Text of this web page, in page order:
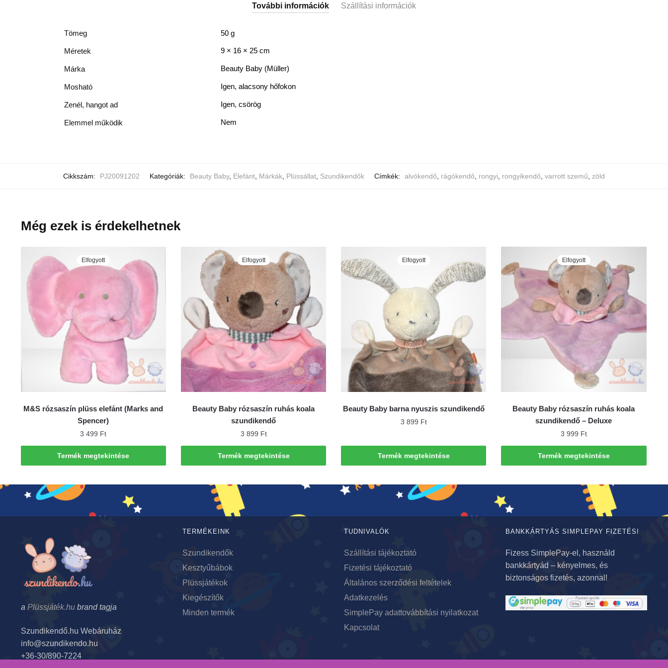
További információk Szállítási információk
Tömeg 50 g
Méretek 9 × 16 × 25 cm
Márka Beauty Baby (Müller)
Mosható Igen, alacsony hőfokon
Zenél, hangot ad Igen, csörög
Elemmel működik Nem
Cikkszám: PJ20091202 Kategóriák: Beauty Baby, Elefánt, Márkák, Plüssállat, Szundikendők Címkék: alvókendő, rágókendő, rongyi, rongyikendő, varrott szemű, zöld
Még ezek is érdekelhetnek
Elfogyott
M&S rózsaszín plüss elefánt (Marks and
Spencer)
3 499 Ft
Termék megtekintése
Elfogyott
Beauty Baby rózsaszín ruhás koala
szundikendő
3 899 Ft
Termék megtekintése
Elfogyott
Beauty Baby barna nyuszis szundikendő
3 899 Ft
Termék megtekintése
Elfogyott
Beauty Baby rózsaszín ruhás koala
szundikendő – Deluxe
3 999 Ft
Termék megtekintése
a Plüssjáték.hubrand tagja
Szundikendő.hu Webáruház
info@szundikendo.hu
+36-30/890-7224
TERMÉKEINK
Szundikendők
Kesztyűbábok
Plüssjátékok
Kiegészítők
Minden termék
TUDNIVALÓK
Szállítási tájékoztató
Fizetési tájékoztató
Általános szerződési feltételek
Adatkezelés
SimplePay adattovábbítási nyilatkozat
Kapcsolat
BANKKÁRTYÁS SIMPLEPAY FIZETÉS!
Fizess SimplePay-el, használd
bankkártyád – kényelmes, és
biztonságos fizetés, azonnal!